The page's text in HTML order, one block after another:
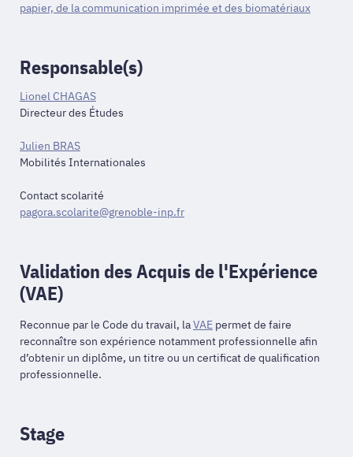
papier, de la communication imprimée et des biomatériaux
Responsable(s)
Lionel CHAGAS
Directeur des Études
Julien BRAS
Mobilités Internationales
Contact scolarité
pagora.scolarite@grenoble-inp.fr
Validation des Acquis de l'Expérience
(VAE)
Reconnue par le Code du travail, laVAE permet de faire
reconnaître son expérience notamment professionnelle afin
d’obtenir un diplôme, un titre ou un certificat de qualification
professionnelle.
Stage